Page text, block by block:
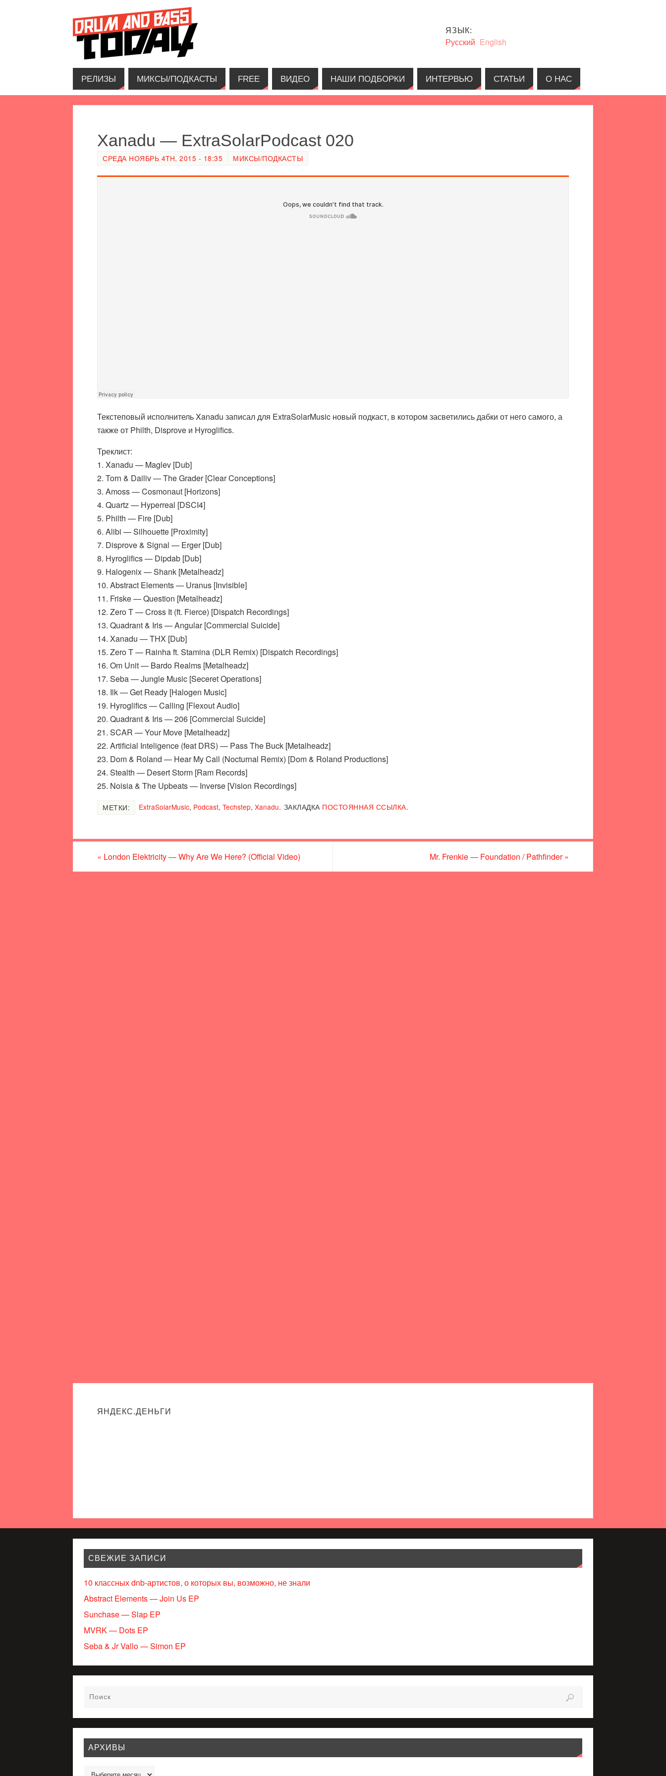
ЯЗЫК:
Русский English
РЕЛИЗЫ МИКСЫ/ПОДКАСТЫ FREE ВИДЕО НАШИ ПОДБОРКИ ИНТЕРВЬЮ СТАТЬИ О НАС
Xanadu — ExtraSolarPodcast 020
СРЕДА НОЯБРЬ 4TH, 2015 - 18:35 МИКСЫ/ПОДКАСТЫ
Текстеповый исполнитель Xanadu записал для Extra​Solar​Music новый подкаст, в котором засветились дабки от него самого, а
также от Philth, Disprove и Hyroglifics.
Треклист:
1. Xanadu — Maglev [Dub]
2. Torn & Dailiv — The Grader [Clear Conceptions]
3. Amoss — Cosmonaut [Horizons]
4. Quartz — Hyperreal [DSCI4]
5. Philth — Fire [Dub]
6. Alibi — Silhouette [Proximity]
7. Disprove & Signal — Erger [Dub]
8. Hyroglifics — Dipdab [Dub]
9. Halogenix — Shank [Metalheadz]
10. Abstract Elements — Uranus [Invisible]
11. Friske — Question [Metalheadz]
12. Zero T — Cross It (ft. Fierce) [Dispatch Recordings]
13. Quadrant & Iris — Angular [Commercial Suicide]
14. Xanadu — THX [Dub]
15. Zero T — Rainha ft. Stamina (DLR Remix) [Dispatch Recordings]
16. Om Unit — Bardo Realms [Metalheadz]
17. Seba — Jungle Music [Seceret Operations]
18. Ilk — Get Ready [Halogen Music]
19. Hyroglifics — Calling [Flexout Audio]
20. Quadrant & Iris — 206 [Commercial Suicide]
21. SCAR — Your Move [Metalheadz]
22. Artificial Inteligence (feat DRS) — Pass The Buck [Metalheadz]
23. Dom & Roland — Hear My Call (Nocturnal Remix) [Dom & Roland Productions]
24. Stealth — Desert Storm [Ram Records]
25. Noisia & The Upbeats — Inverse [Vision Recordings]
МЕТКИ: ExtraSolarMusic, Podcast, Techstep, Xanadu. ЗАКЛАДКА ПОСТОЯННАЯ ССЫЛКА.
« London Elektricity — Why Are We Here? (Official Video) Mr. Frenkie — Foundation / Pathfinder»
ЯНДЕКС.ДЕНЬГИ
СВЕЖИЕ ЗАПИСИ
10 классных dnb-артистов, о которых вы, возможно, не знали
Abstract Elements — Join Us EP
Sunchase — Slap EP
MVRK — Dots EP
Seba & Jr Vallo — Simon EP
АРХИВЫ